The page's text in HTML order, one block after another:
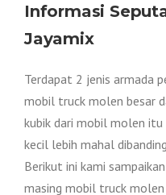
Informasi
Jayamix
Terdapat 2 jenis armada
mobil truck molen besar
kubik dari mobil molen
kecil lebih mahal
Berikut ini kami
masing mobil truck